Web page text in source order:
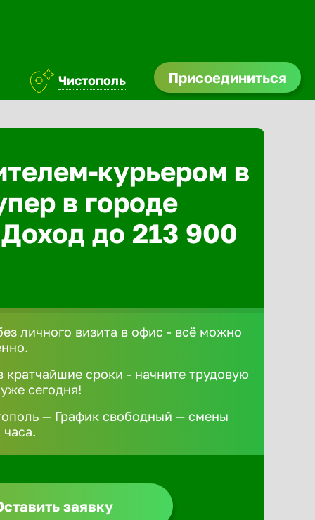
Чистополь Присоединиться
курьером в
в городе
до 213 900
личного визита в офис - всё можно
сроки - начните трудовую
сегодня!
— График свободный — смены
заявку